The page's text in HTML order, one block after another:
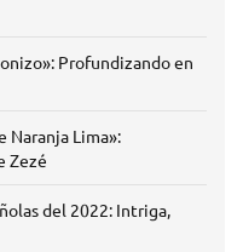
Profundizando en
Naranja Lima»:
Zezé
del 2022: Intriga,